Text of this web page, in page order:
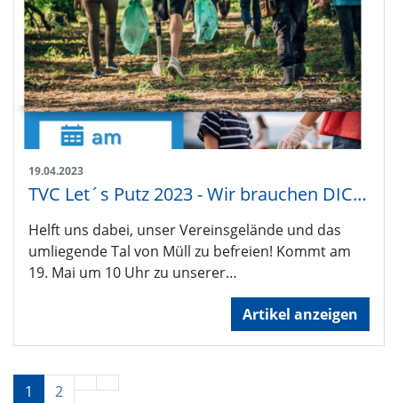
19.04.2023
TVC Let´s Putz 2023 - Wir brauchen DICH!
Helft uns dabei, unser Vereinsgelände und das
umliegende Tal von Müll zu befreien! Kommt am
19. Mai um 10 Uhr zu unserer…
Artikel anzeigen
1 2